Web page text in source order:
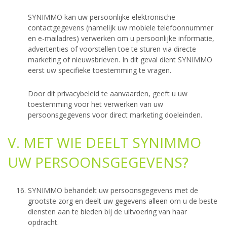
SYNIMMO kan uw persoonlijke elektronische
contactgegevens (namelijk uw mobiele telefoonnummer
en e-mailadres) verwerken om u persoonlijke informatie,
advertenties of voorstellen toe te sturen via directe
marketing of nieuwsbrieven. In dit geval dient SYNIMMO
eerst uw specifieke toestemming te vragen.
Door dit privacybeleid te aanvaarden, geeft u uw
toestemming voor het verwerken van uw
persoonsgegevens voor direct marketing doeleinden.
V. MET WIE DEELT SYNIMMO
UW PERSOONSGEGEVENS?
SYNIMMO behandelt uw persoonsgegevens met de
grootste zorg en deelt uw gegevens alleen om u de beste
diensten aan te bieden bij de uitvoering van haar
opdracht.